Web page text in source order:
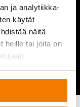
ja analytiikka-
käytät
näitä
heille tai joita on